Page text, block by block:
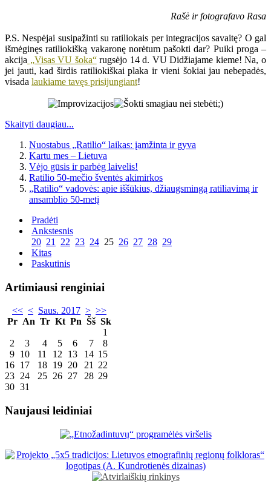
Rašė ir fotografavo Rasa
P.S. Nespėjai susipažinti su ratiliokais per integracijos savaitę? O gal
išmėginęs ratiliokišką vakaronę norėtum pašokti dar? Puiki proga –
akcija „Visas VU šoka“rugsėjo 14 d. VU Didžiajame kieme! Na, o
jei jauti, kad širdis ratiliokiškai plaka ir vieni šokiai jau nebepadės,
visada laukiame tavęs prisijungiant!
Skaityti daugiau...
Nuostabus „Ratilio“ laikas: įamžinta ir gyva
Kartu mes – Lietuva
Vėjo gūsis ir parbėg laivelis!
Ratilio 50-mečio šventės akimirkos
„Ratilio“ vadovės: apie iššūkius, džiaugsmingą ratiliavimą ir
ansamblio 50-metį
Pradėti
Ankstesnis
20 21 22 23 24 25 26 27 28 29
Kitas
Paskutinis
Artimiausi renginiai
<< < Saus. 2017 > >>
Pr An Tr Kt Pn Šš Sk
1
2
3 4 5 6 7
8
9 10 11 12 13 14 15
16 17 18 19 20 21 22
23 24 25 26 27 28 29
30 31
Naujausi leidiniai